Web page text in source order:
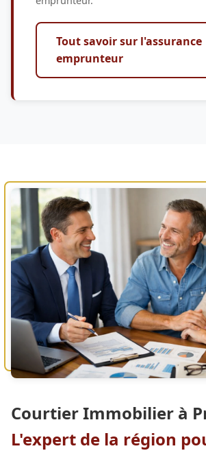
Tout savoir sur l'assurance
emprunteur
Courtier Immobilier à
L'expert de la région